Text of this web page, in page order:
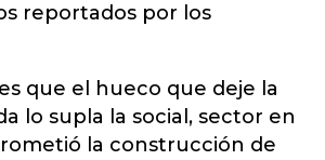
reportados por los
que el hueco que deje la
lo supla la social, sector en
la construcción de